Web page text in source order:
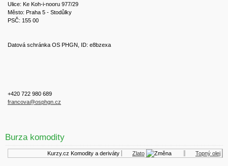
Ulice: Ke Koh-i-nooru 977/29
Město: Praha 5 - Stodůlky
PSČ: 155 00
Datová schránka OS PHGN, ID: e8bzexa
+420 722 980 689
francova@osphgn.cz
Burza komodity
Kurzy.cz Komodity a deriváty Zlato Topný olej